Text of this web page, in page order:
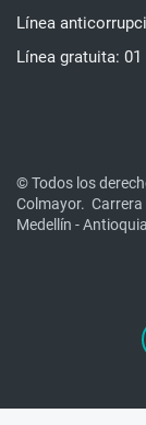
Línea
Línea gratuita: 01
© Todos los
Colmayor. Carrera
Medellín -